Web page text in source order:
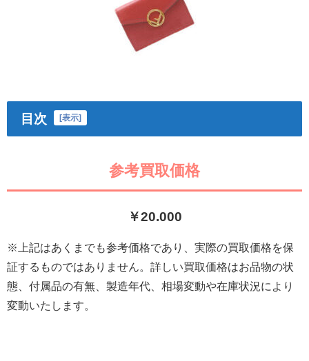
目次 表示
参考買取価格
￥20.000
※上記はあくまでも参考価格であり、実際の買取価格を保
証するものではありません。詳しい買取価格はお品物の状
態、付属品の有無、製造年代、相場変動や在庫状況により
変動いたします。